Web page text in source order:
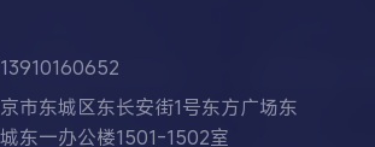
市东城区东长安街1号东方广场东
东一办公楼1501-1502室